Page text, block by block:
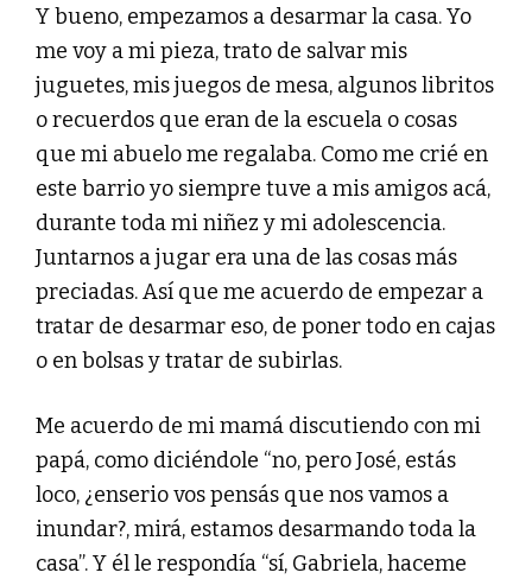
Y bueno, empezamos a desarmar la casa. Yo
me voy a mi pieza, trato de salvar mis
juguetes, mis juegos de mesa, algunos libritos
o recuerdos que eran de la escuela o cosas
que mi abuelo me regalaba. Como me crié en
este barrio yo siempre tuve a mis amigos acá,
durante toda mi niñez y mi adolescencia.
Juntarnos a jugar era una de las cosas más
preciadas. Así que me acuerdo de empezar a
tratar de desarmar eso, de poner todo en cajas
o en bolsas y tratar de subirlas.
Me acuerdo de mi mamá discutiendo con mi
papá, como diciéndole “no, pero José, estás
loco, ¿enserio vos pensás que nos vamos a
inundar?, mirá, estamos desarmando toda la
casa”. Y él le respondía “sí, Gabriela, haceme